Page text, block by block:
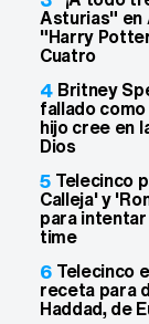
Asturias" en
"Harry
Cuatro
4 Britney
fallado
hijo cree en
Dios
5 Telecinco
Calleja' y
para
time
6 Telecinco
receta para
Haddad, de